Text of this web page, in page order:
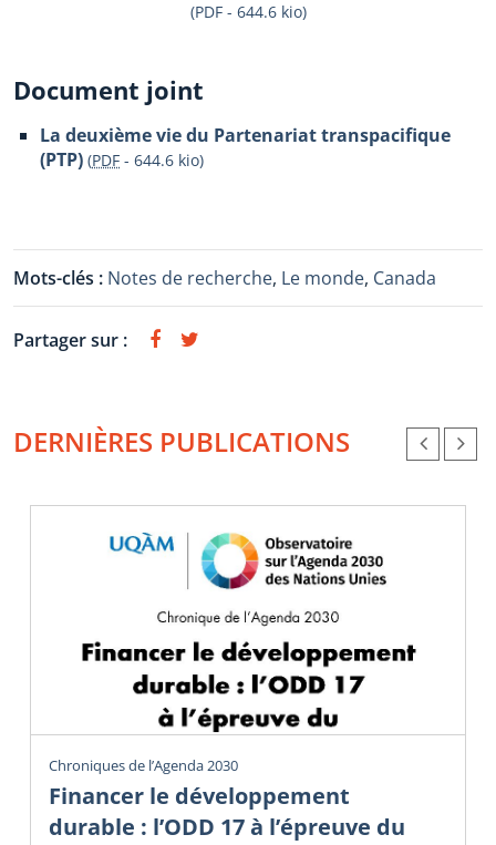
(PDF - 644.6 kio)
Document joint
La deuxième vie du Partenariat transpacifique
(PTP) (PDF - 644.6 kio)
Mots-clés : Notes de recherche, Le monde, Canada
Partager sur :
DERNIÈRES PUBLICATIONS
Chroniques de l’Agenda 2030
Financer le développement
durable : l’ODD 17 à l’épreuve du